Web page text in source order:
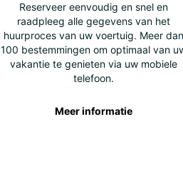
Reserveer eenvoudig en snel en
raadpleeg alle gegevens van het
huurproces van uw voertuig. Meer dan
100 bestemmingen om optimaal van
vakantie te genieten via uw mobiele
telefoon.
Meer informatie